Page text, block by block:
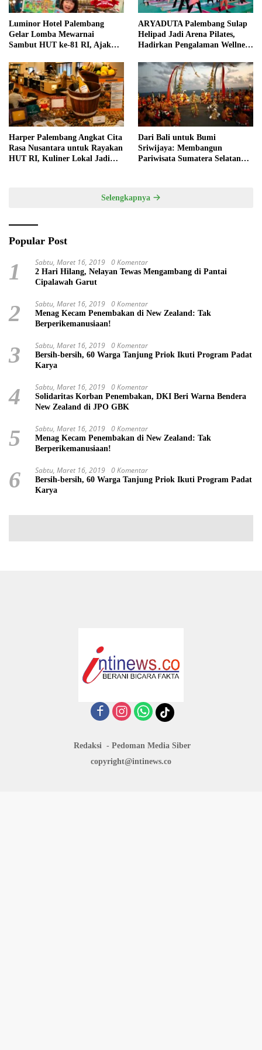
Luminor Hotel Palembang
Gelar Lomba Mewarnai
Sambut HUT ke-81 RI, Ajak
ARYADUTA Palembang Sulap
Helipad Jadi Arena Pilates,
Hadirkan Pengalaman Wellness
Harper Palembang Angkat Cita
Rasa Nusantara untuk Rayakan
HUT RI, Kuliner Lokal Jadi
Dari Bali untuk Bumi
Sriwijaya: Membangun
Pariwisata Sumatera Selatan
Selengkapnya
Popular Post
1 Sabtu, Maret 16, 2019 0 Komentar
2 Hari Hilang, Nelayan Tewas Mengambang di Pantai
Cipalawah Garut
2 Sabtu, Maret 16, 2019 0 Komentar
Menag Kecam Penembakan di New Zealand: Tak
Berperikemanusiaan!
3 Sabtu, Maret 16, 2019 0 Komentar
Bersih-bersih, 60 Warga Tanjung Priok Ikuti Program Padat
Karya
4 Sabtu, Maret 16, 2019 0 Komentar
Solidaritas Korban Penembakan, DKI Beri Warna Bendera
New Zealand di JPO GBK
5 Sabtu, Maret 16, 2019 0 Komentar
Menag Kecam Penembakan di New Zealand: Tak
Berperikemanusiaan!
6 Sabtu, Maret 16, 2019 0 Komentar
Bersih-bersih, 60 Warga Tanjung Priok Ikuti Program Padat
Karya
Redaksi
Pedoman Media Siber
copyright@intinews.co